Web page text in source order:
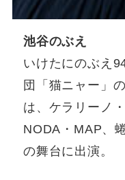
池谷のぶえ
いけたにのぶえ
団「猫ニャー」
は、ケラリーノ
NODA・MAP、
の舞台に出演。